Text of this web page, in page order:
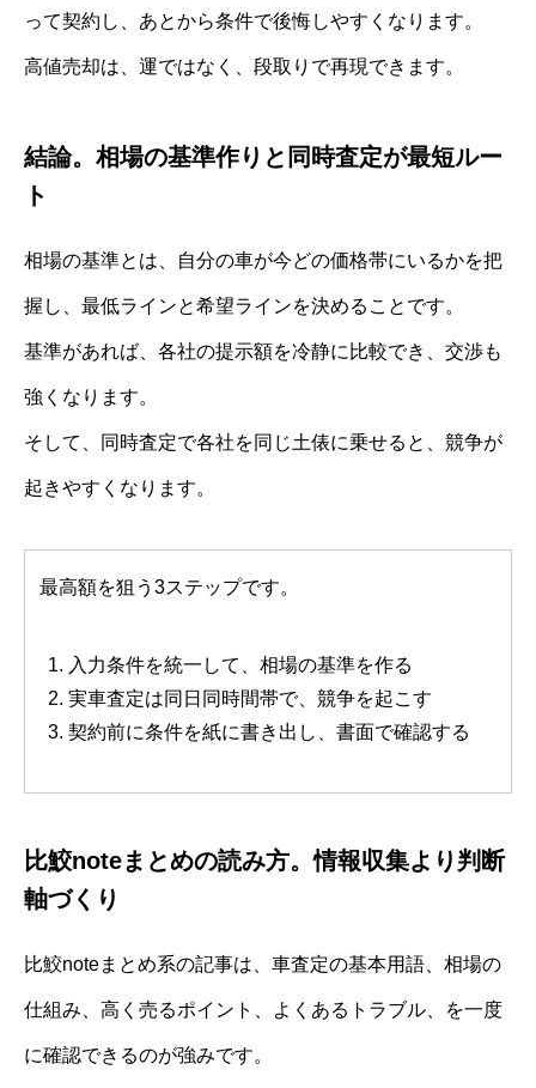
って契約し、あとから条件で後悔しやすくなります。
高値売却は、運ではなく、段取りで再現できます。
結論。相場の基準作りと同時査定が最短ルー
ト
相場の基準とは、自分の車が今どの価格帯にいるかを把
握し、最低ラインと希望ラインを決めることです。
基準があれば、各社の提示額を冷静に比較でき、交渉も
強くなります。
そして、同時査定で各社を同じ土俵に乗せると、競争が
起きやすくなります。
最高額を狙う3ステップです。
入力条件を統一して、相場の基準を作る
実車査定は同日同時間帯で、競争を起こす
契約前に条件を紙に書き出し、書面で確認する
比鮫noteまとめの読み方。情報収集より判断
軸づくり
比鮫noteまとめ系の記事は、車査定の基本用語、相場の
仕組み、高く売るポイント、よくあるトラブル、を一度
に確認できるのが強みです。